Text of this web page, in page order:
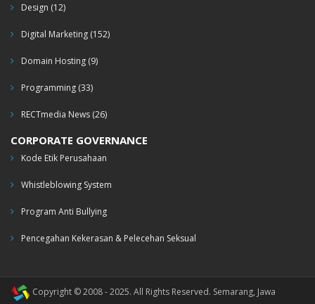
Design (12)
Digital Marketing (152)
Domain Hosting (9)
Programming (33)
RECTmedia News (26)
CORPORATE GOVERNANCE
Kode Etik Perusahaan
Whistleblowing System
Program Anti Bullying
Pencegahan Kekerasan & Pelecehan Seksual
Copyright © 2008 - 2025. All Rights Reserved. Semarang, Jawa